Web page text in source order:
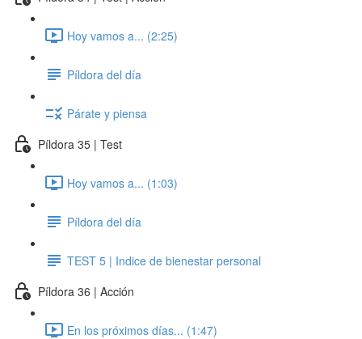
Hoy vamos a... (2:25)
Píldora del día
Párate y piensa
Píldora 35 | Test
Hoy vamos a... (1:03)
Píldora del día
TEST 5 | Indice de bienestar personal
Píldora 36 | Acción
En los próximos días... (1:47)